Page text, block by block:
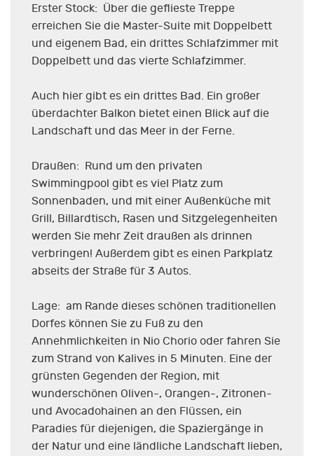
Erster Stock: Über die geflieste Treppe
erreichen Sie die Master-Suite mit Doppelbett
und eigenem Bad, ein drittes Schlafzimmer mit
Doppelbett und das vierte Schlafzimmer.
Auch hier gibt es ein drittes Bad. Ein großer
überdachter Balkon bietet einen Blick auf die
Landschaft und das Meer in der Ferne.
Draußen: Rund um den privaten
Swimmingpool gibt es viel Platz zum
Sonnenbaden, und mit einer Außenküche mit
Grill, Billardtisch, Rasen und Sitzgelegenheiten
werden Sie mehr Zeit draußen als drinnen
verbringen! Außerdem gibt es einen Parkplatz
abseits der Straße für 3 Autos.
Lage: am Rande dieses schönen traditionellen
Dorfes können Sie zu Fuß zu den
Annehmlichkeiten in Nio Chorio oder fahren Sie
zum Strand von Kalives in 5 Minuten. Eine der
grünsten Gegenden der Region, mit
wunderschönen Oliven-, Orangen-, Zitronen-
und Avocadohainen an den Flüssen, ein
Paradies für diejenigen, die Spaziergänge in
der Natur und eine ländliche Landschaft lieben,